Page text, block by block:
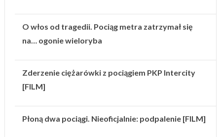
O włos od tragedii. Pociąg metra zatrzymał się
na… ogonie wieloryba
Zderzenie ciężarówki z pociągiem PKP Intercity
[FILM]
Płoną dwa pociągi. Nieoficjalnie: podpalenie [FILM]